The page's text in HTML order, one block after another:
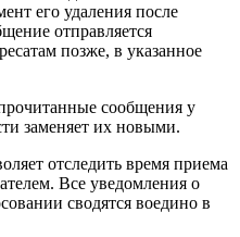
его удаления после
отправляется
позже, в указанное
сообщения у
заменяет их новыми.
отследить время приема
Все уведомления о
сводятся воедино в